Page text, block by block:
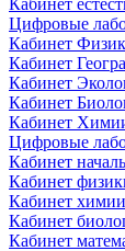
Кабинет
Цифровые
Кабинет
Кабинет
Кабинет
Кабинет
Кабинет
Цифровые
Кабинет
Кабинет
Кабинет химии
Кабинет
Кабинет